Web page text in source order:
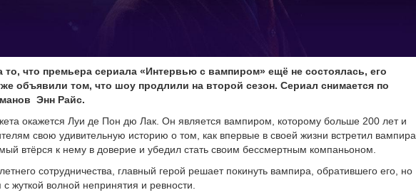
то, что премьера сериала «Интервью с вампиром» ещё не состоялась, его
объявили том, что шоу продлили на второй сезон. Сериал снимается по
Энн Райс.
окажется Луи де Пон дю Лак. Он является вампиром, которому больше 200 лет и
свою удивительную историю о том, как впервые в своей жизни встретил вампира.
втёрся к нему в доверие и убедил стать своим бессмертным компаньоном.
сотрудничества, главный герой решает покинуть вампира, обратившего его, но
с жуткой волной непринятия и ревности.